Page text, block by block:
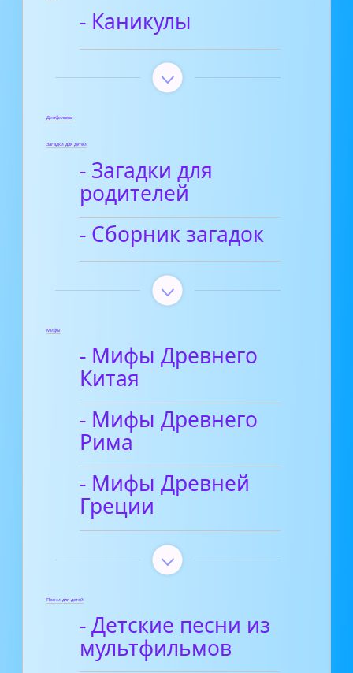
- Каникулы
Диафильмы
Загадки для детей
- Загадки для
родителей
- Сборник загадок
Мифы
- Мифы Древнего
Китая
- Мифы Древнего
Рима
- Мифы Древней
Греции
Песни для детей
- Детские песни из
мультфильмов